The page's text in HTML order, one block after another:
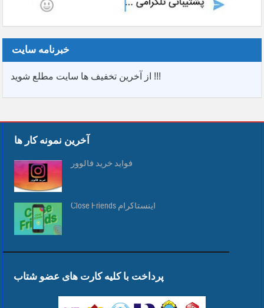
خبرنامه سایت
از آخرین تخفیف ها سایت مطلع شوید !!!
آخرین نمونه کار ها
فواید خرید فالوور
Close Friends اینستاگرام
پرداخت با کلیه کارت های عضو شتاب